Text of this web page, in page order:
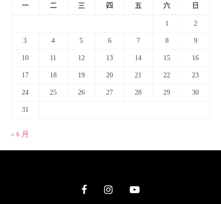
一 二 三 四 五 六 日
1 2
3 4 5 6 7 8 9
10 11 12 13 14 15 16
17 18 19 20 21 22 23
24 25 26 27 28 29 30
31
« 6 月